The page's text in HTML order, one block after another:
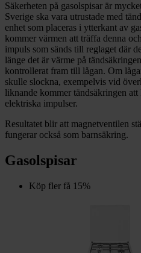
Säkerheten på gasolspisar är
Sverige ska vara utrustade med
enhet som placeras i ytterkant av
kommer värmen att träffa denna
impuls som sänds till reglaget där
länge det är värme på
kontrollerat fram till lågan. Om
skulle slockna, exempelvis vid
liknande kommer tändsäkringen
elektriska impulser.
Resultatet blir att magnetventilen
fungerar också som barnsäkring.
Gasolspisar
Köp fler få 15%